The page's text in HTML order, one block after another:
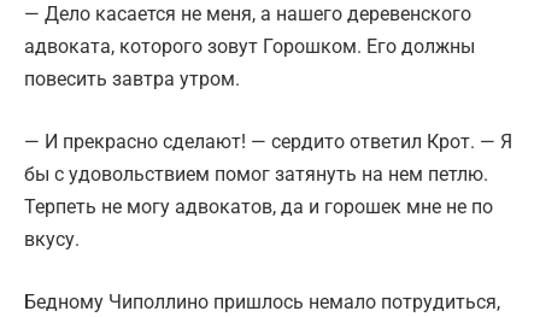
— Дело касается не меня, а нашего деревенского
адвоката, которого зовут Горошком. Его должны
повесить завтра утром.
— И прекрасно сделают! — сердито ответил Крот. — Я
бы с удовольствием помог затянуть на нем петлю.
Терпеть не могу адвокатов, да и горошек мне не по
вкусу.
Бедному Чиполлино пришлось немало потрудиться,